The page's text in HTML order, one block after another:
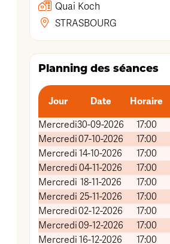
Quai Koch
STRASBOURG
Planning des séances
Jour Date Horaire
Mercredi30-09-2026 17:00
Mercredi07-10-2026 17:00
Mercredi 14-10-2026 17:00
Mercredi 04-11-2026 17:00
Mercredi 18-11-2026 17:00
Mercredi 25-11-2026 17:00
Mercredi02-12-2026 17:00
Mercredi09-12-2026 17:00
Mercredi 16-12-2026 17:00